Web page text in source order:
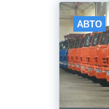
АВТО